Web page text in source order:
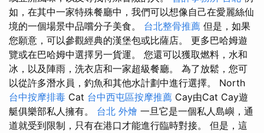
如，在其中一家特殊餐廳中，我們可以想像自己在愛麗絲仙
境的一個場景中品嚐分子美食。 台北整骨推薦 但是，如果
您願意，可以參觀經典的漢堡包或比薩店。 更多巴哈姆遊
覽或在巴哈姆中選擇另一貨運。 您還可以獲取燃料，水和
冰，以及陣雨，洗衣店和一家超級餐廳。 為了放鬆，您可
以從許多潛水員，釣魚和其他水計劃中進行選擇。 North
台中按摩排毒 Cat 台中西屯區按摩推薦 Cay由Cat Cay遊
艇俱樂部私人擁有。 台北 外燴 一旦它是一個私人島嶼，通
道就受到限制，只有在港口才能進行臨時對接。 但是，這